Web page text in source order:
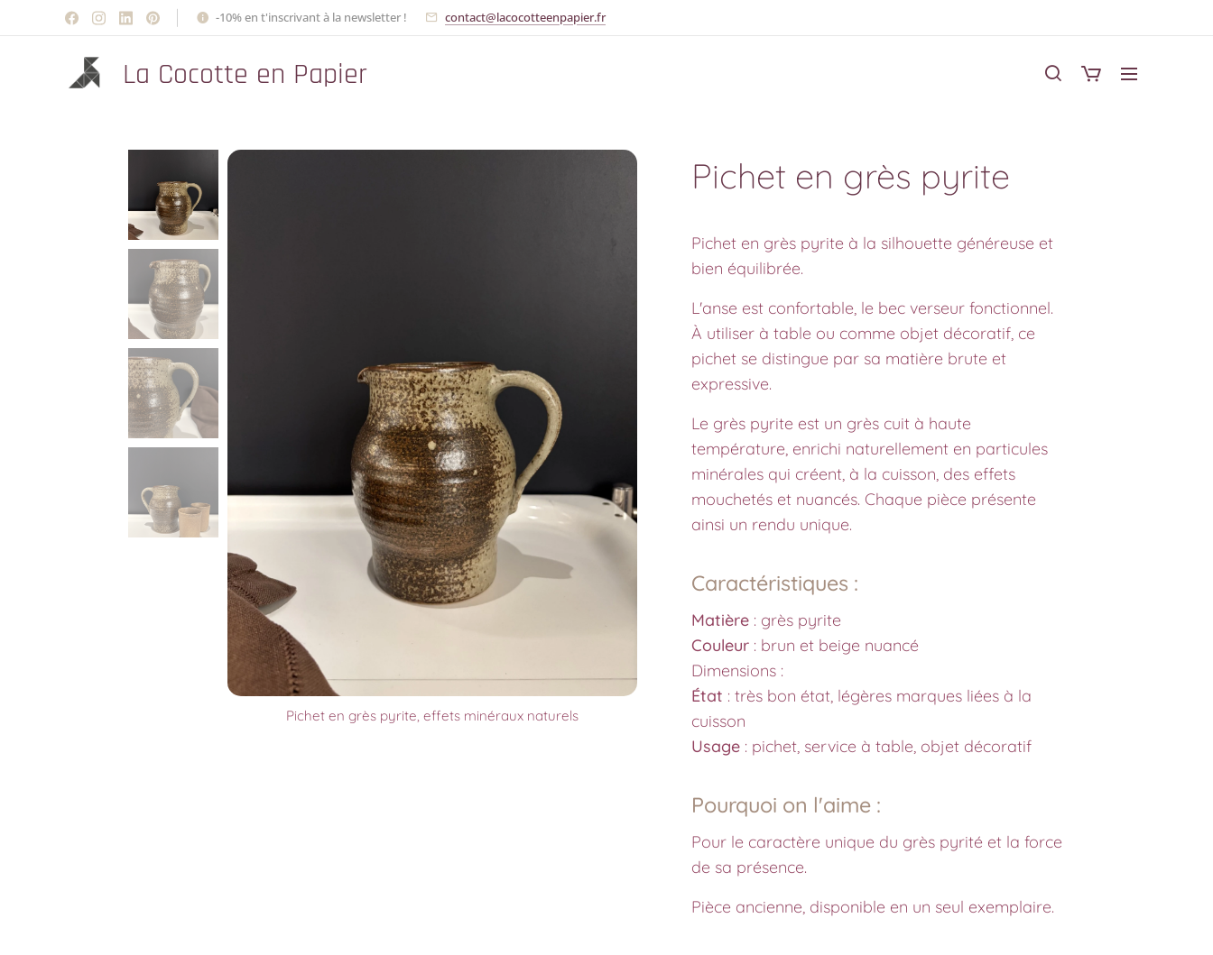
-10% en t'inscrivant à la newsletter ! contact@lacocotteenpapier.fr
La Cocotte en Papier
Pichet en grès pyrite
Pichet en grès pyrite, effets minéraux naturels
Pichet en grès pyrite à la silhouette généreuse et
bien équilibrée.
L'anse est confortable, le bec verseur fonctionnel.
À utiliser à table ou comme objet décoratif, ce
pichet se distingue par sa matière brute et
expressive.
Le grès pyrite est un grès cuit à haute
température, enrichi naturellement en particules
minérales qui créent, à la cuisson, des effets
mouchetés et nuancés. Chaque pièce présente
ainsi un rendu unique.
Caractéristiques :
Matière : grès pyrite
Couleur : brun et beige nuancé
Dimensions :
État : très bon état, légères marques liées à la
cuisson
Usage : pichet, service à table, objet décoratif
Pourquoi on l'aime :
Pour le caractère unique du grès pyrité et la force
de sa présence.
Pièce ancienne, disponible en un seul exemplaire.